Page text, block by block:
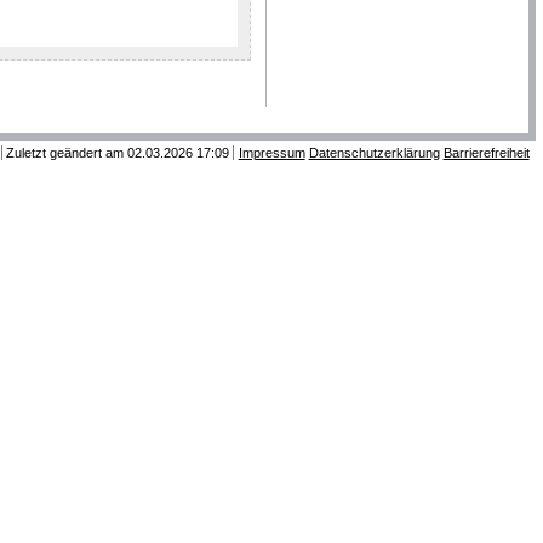
Zuletzt geändert am 02.03.2026 17:09 Impressum Datenschutzerklärung Barrierefreiheit